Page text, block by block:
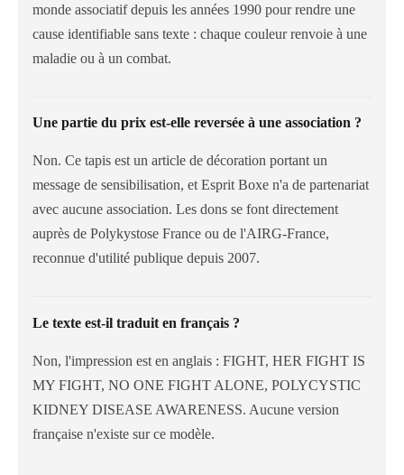
monde associatif depuis les années 1990 pour rendre une
cause identifiable sans texte : chaque couleur renvoie à une
maladie ou à un combat.
Une partie du prix est-elle reversée à une association ?
Non. Ce tapis est un article de décoration portant un
message de sensibilisation, et Esprit Boxe n'a de partenariat
avec aucune association. Les dons se font directement
auprès de Polykystose France ou de l'AIRG-France,
reconnue d'utilité publique depuis 2007.
Le texte est-il traduit en français ?
Non, l'impression est en anglais : FIGHT, HER FIGHT IS
MY FIGHT, NO ONE FIGHT ALONE, POLYCYSTIC
KIDNEY DISEASE AWARENESS. Aucune version
française n'existe sur ce modèle.